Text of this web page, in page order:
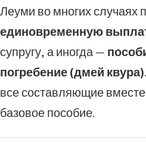
Леуми во многих случаях
единовременную
супругу, а иногда —
погребение (дмей квура)
все составляющие
базовое пособие.